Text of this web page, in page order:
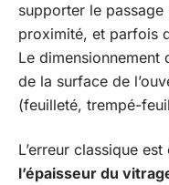
supporter le
proximité, et parfois
Le
de la surface de
(feuilleté, trempé-
L’erreur classique est
l’épaisseur du